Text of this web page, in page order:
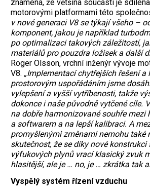
znamená, že většina součástí je
motorovými platformami této
v nové generaci V8 se týkají všeho –
komponent, jakou je například
po optimalizaci takových záležitostí,
materiálů pro pouzdra ložisek a další
Roger Olsson, vrchní inženýr vývoje
V8. „Implementací chytřejších řešení a
prostorovým uspořádáním jsme
vylepšení a vyšší vytříbenosti, takže
dokonce i naše původně vytčené cíle.
na dobře harmonizované souhře mezi
a softwarem a na lepší kalibraci. A
promyšlenými změnami nemohu také
skutečnost, že se díky nové konstrukci
výfukových plynů vrací klasický zvuk
hlasitější, ale je … no, je … zkrátka tak
Vyspělý systém řízení vzduchu